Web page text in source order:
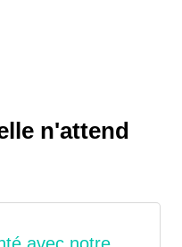
n'attend